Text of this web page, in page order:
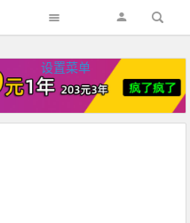
设置菜单